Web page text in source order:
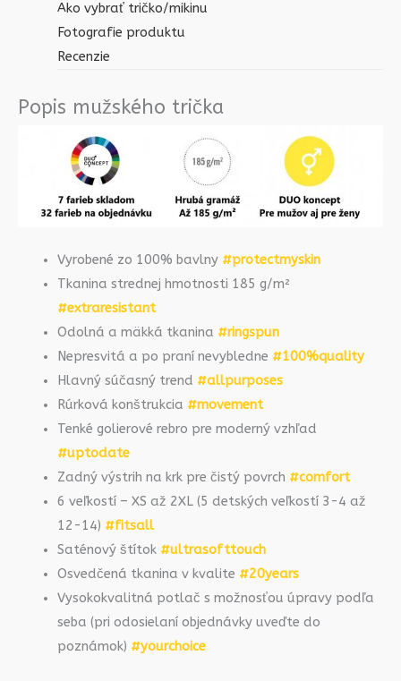
Ako vybrať tričko/mikinu
Fotografie produktu
Recenzie
Popis mužského trička
Vyrobené zo 100% bavlny #protectmyskin
Tkanina strednej hmotnosti 185 g/m²
#extraresistant
Odolná a mäkká tkanina #ringspun
Nepresvitá a po praní nevybledne #100%quality
Hlavný súčasný trend #allpurposes
Rúrková konštrukcia #movement
Tenké golierové rebro pre moderný vzhľad
#uptodate
Zadný výstrih na krk pre čistý povrch #comfort
6 veľkostí – XS až 2XL (5 detských veľkostí 3-4 až
12-14) #fitsall
Saténový štítok #ultrasofttouch
Osvedčená tkanina v kvalite #20years
Vysokokvalitná potlač s možnosťou úpravy podľa
seba (pri odosielaní objednávky uveďte do
poznámok) #yourchoice